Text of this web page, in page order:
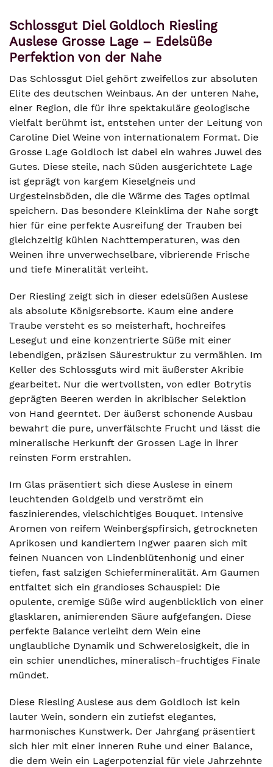
Schlossgut Diel Goldloch Riesling
Auslese Grosse Lage – Edelsüße
Perfektion von der Nahe
Das Schlossgut Diel gehört zweifellos zur absoluten
Elite des deutschen Weinbaus. An der unteren Nahe,
einer Region, die für ihre spektakuläre geologische
Vielfalt berühmt ist, entstehen unter der Leitung von
Caroline Diel Weine von internationalem Format. Die
Grosse Lage Goldloch ist dabei ein wahres Juwel des
Gutes. Diese steile, nach Süden ausgerichtete Lage
ist geprägt von kargem Kieselgneis und
Urgesteinsböden, die die Wärme des Tages optimal
speichern. Das besondere Kleinklima der Nahe sorgt
hier für eine perfekte Ausreifung der Trauben bei
gleichzeitig kühlen Nachttemperaturen, was den
Weinen ihre unverwechselbare, vibrierende Frische
und tiefe Mineralität verleiht.
Der Riesling zeigt sich in dieser edelsüßen Auslese
als absolute Königsrebsorte. Kaum eine andere
Traube versteht es so meisterhaft, hochreifes
Lesegut und eine konzentrierte Süße mit einer
lebendigen, präzisen Säurestruktur zu vermählen. Im
Keller des Schlossguts wird mit äußerster Akribie
gearbeitet. Nur die wertvollsten, von edler Botrytis
geprägten Beeren werden in akribischer Selektion
von Hand geerntet. Der äußerst schonende Ausbau
bewahrt die pure, unverfälschte Frucht und lässt die
mineralische Herkunft der Grossen Lage in ihrer
reinsten Form erstrahlen.
Im Glas präsentiert sich diese Auslese in einem
leuchtenden Goldgelb und verströmt ein
faszinierendes, vielschichtiges Bouquet. Intensive
Aromen von reifem Weinbergspfirsich, getrockneten
Aprikosen und kandiertem Ingwer paaren sich mit
feinen Nuancen von Lindenblütenhonig und einer
tiefen, fast salzigen Schiefermineralität. Am Gaumen
entfaltet sich ein grandioses Schauspiel: Die
opulente, cremige Süße wird augenblicklich von einer
glasklaren, animierenden Säure aufgefangen. Diese
perfekte Balance verleiht dem Wein eine
unglaubliche Dynamik und Schwerelosigkeit, die in
ein schier unendliches, mineralisch-fruchtiges Finale
mündet.
Diese Riesling Auslese aus dem Goldloch ist kein
lauter Wein, sondern ein zutiefst elegantes,
harmonisches Kunstwerk. Der Jahrgang präsentiert
sich hier mit einer inneren Ruhe und einer Balance,
die dem Wein ein Lagerpotenzial für viele Jahrzehnte